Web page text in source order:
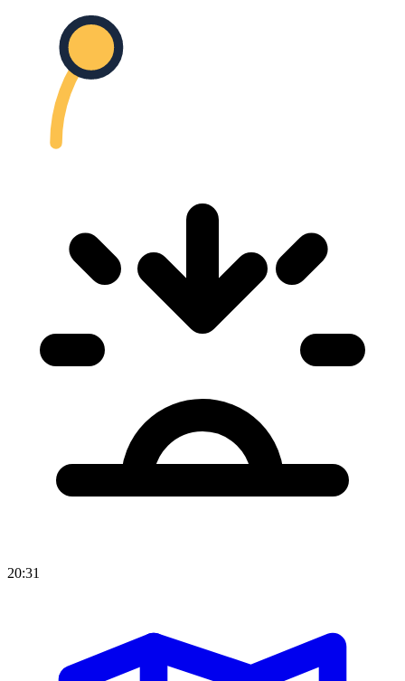
20:31